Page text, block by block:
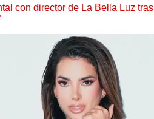
con director de La Bella Luz tras